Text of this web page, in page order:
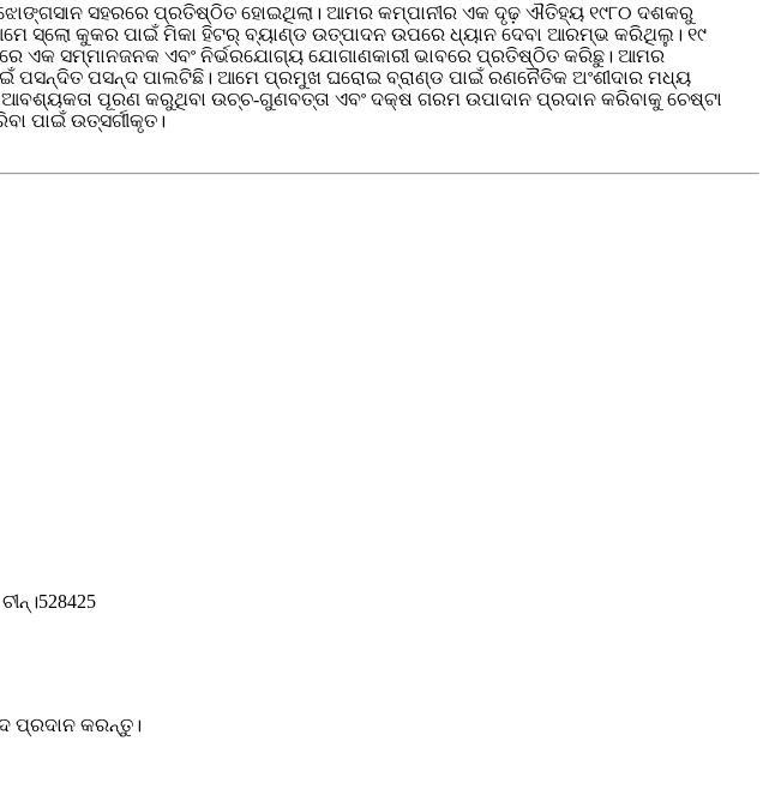
ସହରରେ ପ୍ରତିଷ୍ଠିତ ହୋଇଥିଲା। ଆମର କମ୍ପାନୀର ଏକ ଦୃଢ଼ ଐତିହ୍ୟ ୧୯୮୦ ଦଶକରୁ
ସ୍ଲୋ କୁକର ପାଇଁ ମିକା ହିଟର୍ ବ୍ୟାଣ୍ଡ ଉତ୍ପାଦନ ଉପରେ ଧ୍ୟାନ ଦେବା ଆରମ୍ଭ କରିଥିଲୁ। ୧୯
ଏକ ସମ୍ମାନଜନକ ଏବଂ ନିର୍ଭରଯୋଗ୍ୟ ଯୋଗାଣକାରୀ ଭାବରେ ପ୍ରତିଷ୍ଠିତ କରିଛୁ। ଆମର
ପସନ୍ଦିତ ପସନ୍ଦ ପାଲଟିଛି। ଆମେ ପ୍ରମୁଖ ଘରୋଇ ବ୍ରାଣ୍ଡ ପାଇଁ ରଣନୈତିକ ଅଂଶୀଦାର ମଧ୍ୟ
ପୂରଣ କରୁଥିବା ଉଚ୍ଚ-ଗୁଣବତ୍ତା ଏବଂ ଦକ୍ଷ ଗରମ ଉପାଦାନ ପ୍ରଦାନ କରିବାକୁ ଚେଷ୍ଟା
ପାଇଁ ଉତ୍ସର୍ଗୀକୃତ।
ପ୍ରଦାନ କରନ୍ତୁ।